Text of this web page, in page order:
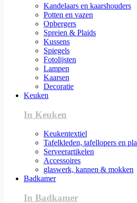
Kandelaars en kaarshouders
Potten en vazen
Opbergers
Spreien & Plaids
Kussens
Spiegels
Fotolijsten
Lampen
Kaarsen
Decoratie
Keuken
In Keuken
Keukentextiel
Tafelkleden, tafellopers en
Serveerartikelen
Accessoires
glaswerk, kannen & mokken
Badkamer
In Badkamer